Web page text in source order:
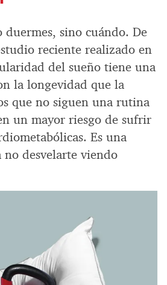
duermes, sino cuándo. De
reciente realizado en
del sueño tiene una
la longevidad que la
que no siguen una rutina
un mayor riesgo de sufrir
Es una
no desvelarte viendo